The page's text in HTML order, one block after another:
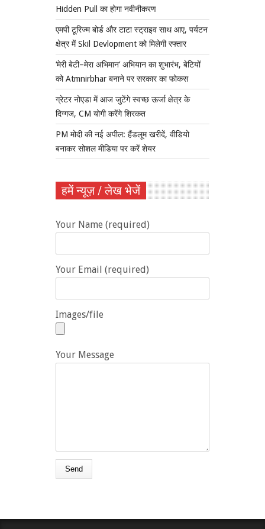
Hidden Pull का होगा नवीनीकरण
एमपी टूरिज्म बोर्ड और टाटा स्ट्राइव साथ आए, पर्यटन
क्षेत्र में Skil Devlopment को मिलेगी रफ्तार
‘मेरी बेटी–मेरा अभिमान’ अभियान का शुभारंभ, बेटियों
को Atmnirbhar बनाने पर सरकार का फोकस
ग्रेटर नोएडा में आज जुटेंगे स्वच्छ ऊर्जा क्षेत्र के
दिग्गज, CM योगी करेंगे शिरकत
PM मोदी की नई अपील: हैंडलूम खरीदें, वीडियो
बनाकर सोशल मीडिया पर करें शेयर
हमें न्यूज़ / लेख भेजें
Your Name (required)
Your Email (required)
Images/file
Your Message